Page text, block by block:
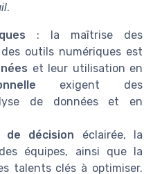
.
: la maîtrise des
outils numériques est
et leur utilisation en
exigent des
de données et en
de décision éclairée, la
équipes, ainsi que la
talents clés à optimiser.